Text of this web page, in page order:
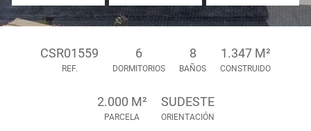
CSR01559
REF.
6
DORMITORIOS
8
BAÑOS
1.347 M²
CONSTRUIDO
2.000 M²
PARCELA
SUDESTE
ORIENTACIÓN